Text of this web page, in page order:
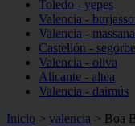
Toledo - yepes
Valencia -
Valencia -
Castellón - segorbe
Valencia - oliva
Alicante - altea
Valencia - daimús
Inicio > valencia > Boa